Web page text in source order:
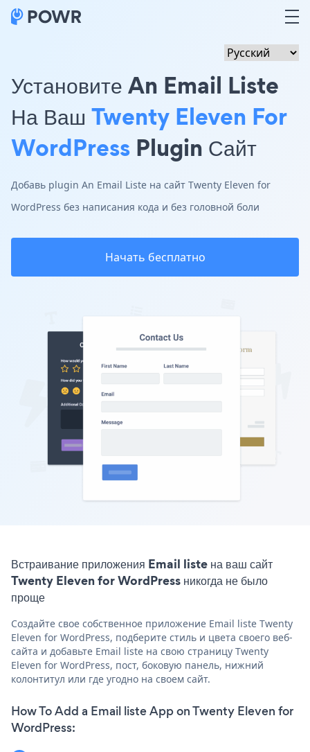
Установите An Email Liste
На Ваш Twenty Eleven For
WordPress Plugin Сайт
Добавь plugin An Email Liste на сайт Twenty Eleven for
WordPress без написания кода и без головной боли
Начать бесплатно
Встраивание приложения Email liste на ваш сайт
Twenty Eleven for WordPress никогда не было
проще
Создайте свое собственное приложение Email liste Twenty
Eleven for WordPress, подберите стиль и цвета своего веб-
сайта и добавьте Email liste на свою страницу Twenty
Eleven for WordPress, пост, боковую панель, нижний
колонтитул или где угодно на своем сайт.
How To Add a Email liste App on Twenty Eleven for
WordPress: